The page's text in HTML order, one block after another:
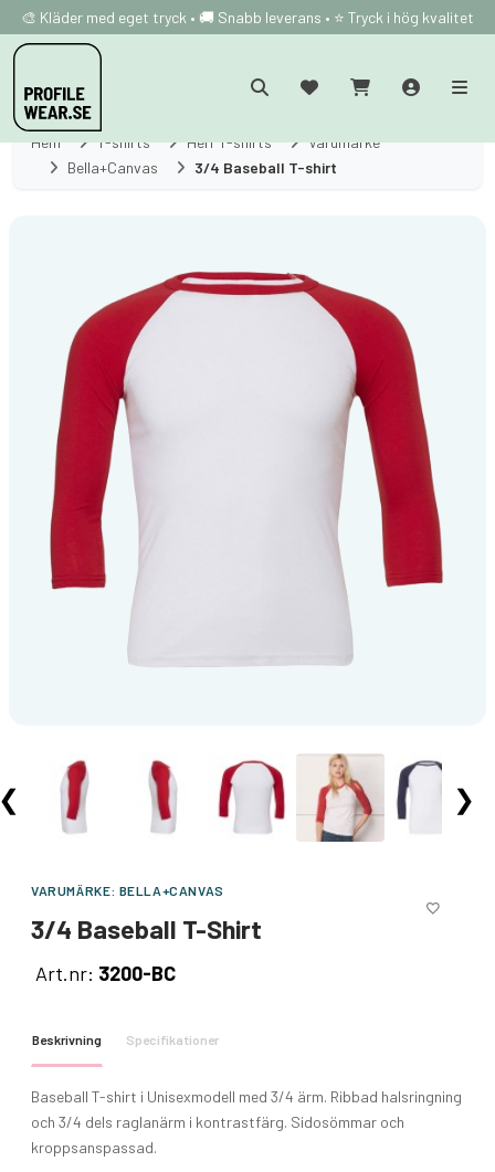
🎨 Kläder med eget tryck • 🚚 Snabb leverans • ⭐ Tryck i hög kvalitet
Hem T-shirts Herr T-shirts
Varumärke
Bella+Canvas
3/4 Baseball T-shirt
❯
VARUMÄRKE: BELLA+CANVAS
3/4 Baseball T-Shirt
Art.nr: 3200-BC
Beskrivning Specifikationer
Baseball T-shirt i Unisexmodell med 3/4 ärm. Ribbad halsringning
och 3/4 dels raglanärm i kontrastfärg. Sidosömmar och
kroppsanspassad.